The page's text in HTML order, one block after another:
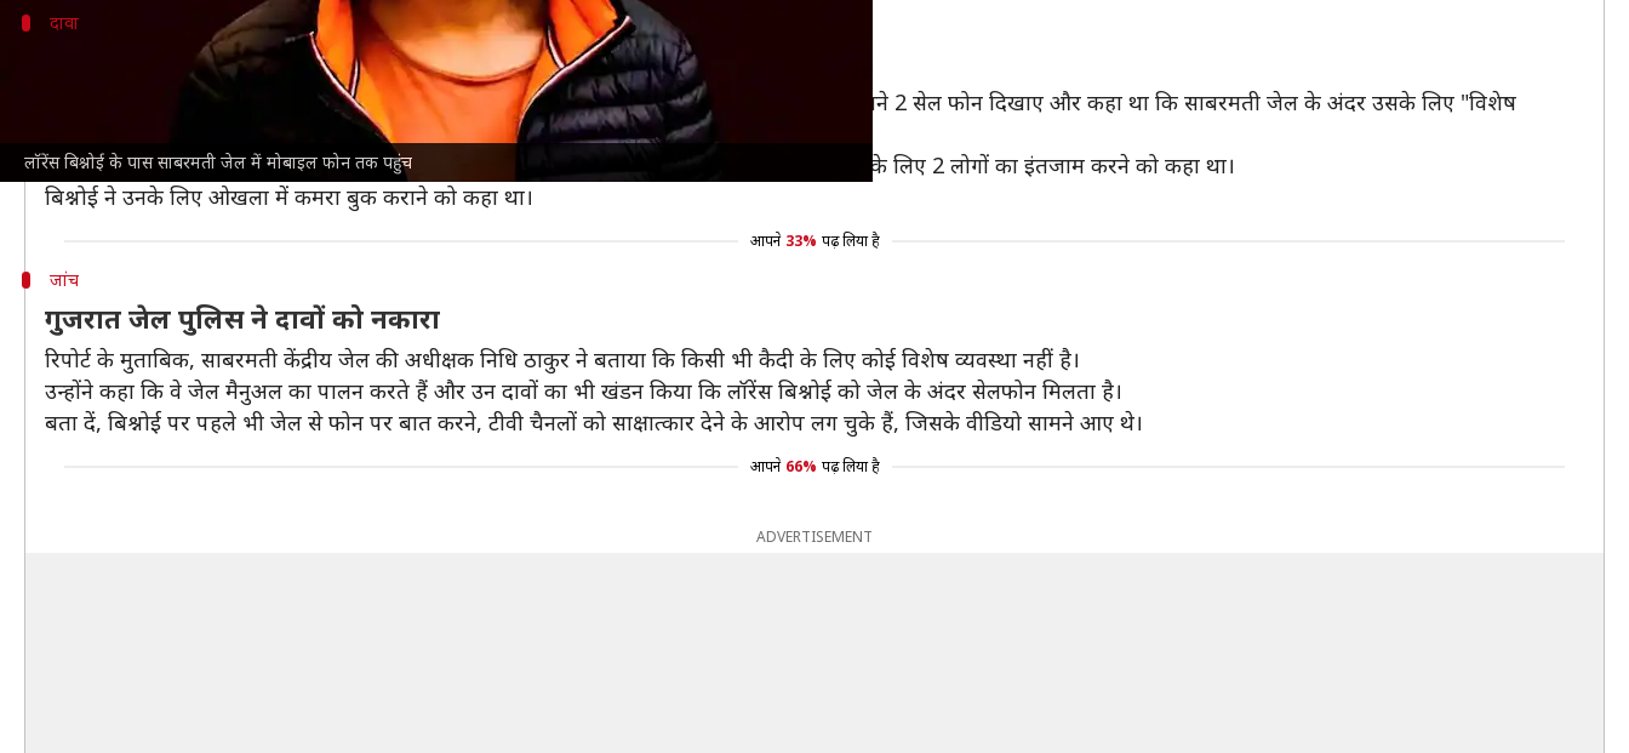
लॉरेंस बिश्नोई के पास साबरमती जेल में मोबाइल फोन तक पहुंच
दावा
हाशिम बाबा ने क्या बताया?
रिपोर्ट के मुताबिक, हाशिम ने कबूलनामे में बताया कि लॉरेंस से उसे एक वीडियो कॉल आया था, जिसमें उसने 2 सेल फोन दिखाए और कहा था कि साबरमती जेल के अंदर उसके लिए "विशेष
हाशिम ने यह भी बताया कि उसे बिश्नोई का फ़ोन आया था और
में अफगान नागरिक शाह की हत्या के लिए 2 लोगों का इंतजाम करने को कहा था।
बिश्नोई ने उनके लिए ओखला में कमरा बुक कराने को कहा था।
आपने 33% पढ़ लिया है
जांच
गुजरात जेल पुलिस ने दावों को नकारा
रिपोर्ट के मुताबिक, साबरमती केंद्रीय जेल की अधीक्षक निधि ठाकुर ने बताया कि किसी भी कैदी के लिए कोई विशेष व्यवस्था नहीं है।
उन्होंने कहा कि वे जेल मैनुअल का पालन करते हैं और उन दावों का भी खंडन किया कि लॉरेंस बिश्नोई को जेल के अंदर सेलफोन मिलता है।
बता दें, बिश्नोई पर पहले भी जेल से फोन पर बात करने, टीवी चैनलों को साक्षात्कार देने के आरोप लग चुके हैं, जिसके वीडियो सामने आए थे।
आपने 66% पढ़ लिया है
ADVERTISEMENT